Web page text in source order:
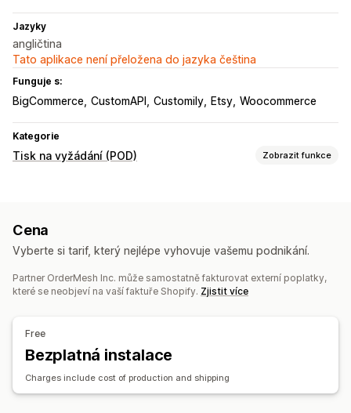
Jazyky
angličtina
Tato aplikace není přeložena do jazyka čeština
Funguje s:
BigCommerce CustomAPI Customily Etsy Woocommerce
Kategorie
Tisk na vyžádání (POD) Zobrazit funkce
Generátor maket
Vlastní šablony
Produkty
Chovatelské potřeby
Nástěnné dekorace
Možnosti dopravy
Cena
Vyberte si tarif, který nejlépe vyhovuje vašemu podnikání.
Partner OrderMesh Inc. může samostatně fakturovat externí poplatky,
které se neobjeví na vaší faktuře Shopify. Zjistit více
Free
Bezplatná instalace
Charges include cost of production and shipping